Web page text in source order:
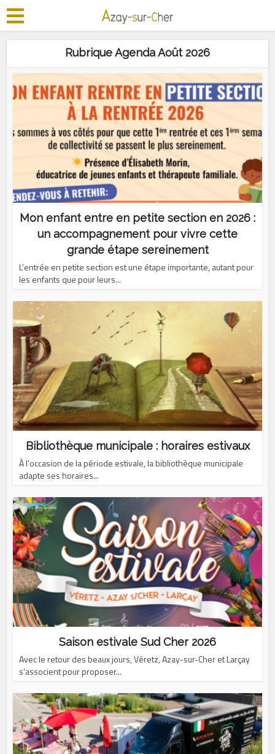
Rubrique Agenda Août 2026
Mon enfant entre en petite section en 2026 :
un accompagnement pour vivre cette
grande étape sereinement
L’entrée en petite section est une étape importante, autant pour
les enfants que pour leurs...
Bibliothèque municipale : horaires estivaux
À l’occasion de la période estivale, la bibliothèque municipale
adapte ses horaires...
Saison estivale Sud Cher 2026
Avec le retour des beaux jours, Véretz, Azay-sur-Cher et Larçay
s’associent pour proposer...